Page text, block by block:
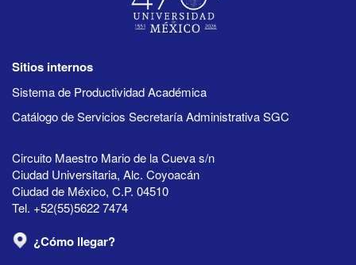
Sitios internos
Sistema de Productividad Académica
Catálogo de Servicios Secretaría Administrativa SGC
Circuito Maestro Mario de la Cueva s/n
Ciudad Universitaria, Alc. Coyoacán
Ciudad de México, C.P. 04510
Tel. +52(55)5622 7474
¿Cómo llegar?